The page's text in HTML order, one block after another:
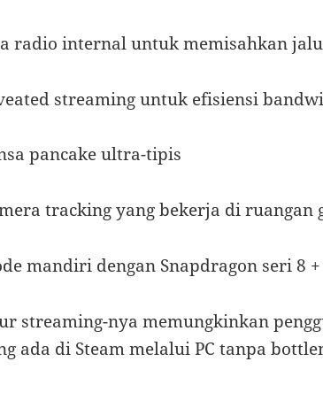
radio internal untuk memisahkan
streaming untuk efisiensi
pancake ultra-tipis
tracking yang bekerja di ruangan
mandiri dengan Snapdragon seri 8 +
streaming-nya memungkinkan
ada di Steam melalui PC tanpa